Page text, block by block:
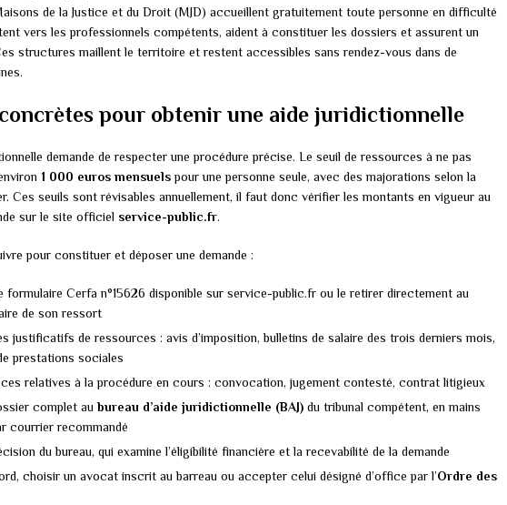
de la Justice et du Droit (MJD) accueillent gratuitement toute personne en difficulté
vers les professionnels compétents, aident à constituer les dossiers et assurent un
structures maillent le territoire et restent accessibles sans rendez-vous dans de
pour obtenir une aide juridictionnelle
demande de respecter une procédure précise. Le seuil de ressources à ne pas
1 000 euros mensuelspour une personne seule, avec des majorations selon la
Ces seuils sont révisables annuellement, il faut donc vérifier les montants en vigueur au
sur le site officiel service-public.fr.
pour constituer et déposer une demande :
formulaire Cerfa n°15626 disponible sur service-public.fr ou le retirer directement au
de son ressort
justificatifs de ressources : avis d’imposition, bulletins de salaire des trois derniers mois,
prestations sociales
relatives à la procédure en cours : convocation, jugement contesté, contrat litigieux
complet aubureau d’aide juridictionnelle (BAJ) du tribunal compétent, en mains
courrier recommandé
du bureau, qui examine l’éligibilité financière et la recevabilité de la demande
choisir un avocat inscrit au barreau ou accepter celui désigné d’office par l’Ordre des